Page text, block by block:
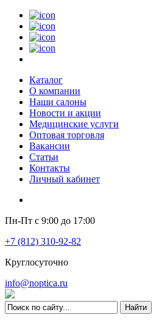
Каталог
О компании
Наши салоны
Новости и акции
Медицинские услуги
Оптовая торговля
Вакансии
Статьи
Контакты
Личный кабинет
Пн-Пт с 9:00 до 17:00
+7 (812) 310-92-82
Круглосуточно
info@noptica.ru